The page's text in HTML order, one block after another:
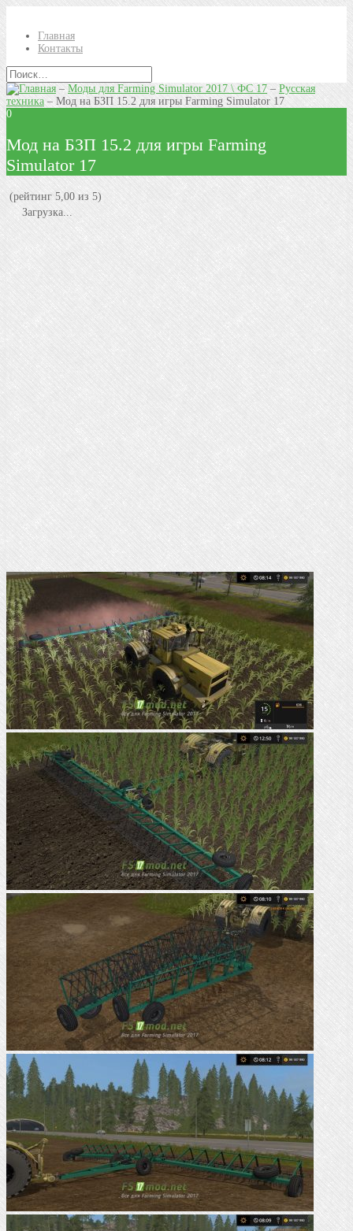
Главная
Контакты
–Моды для Farming Simulator 2017 \ ФС 17– Русская
техника – Мод на БЗП 15.2 для игры Farming Simulator 17
0
Мод на БЗП 15.2 для игры Farming
Simulator 17
(рейтинг 5,00 из 5)
Загрузка...